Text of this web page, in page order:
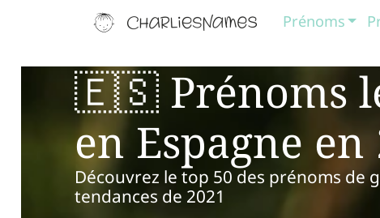
Prénoms
🇪🇸 Prénoms
en Espagne en
Découvrez le top 50 des prénoms de
tendances de 2021